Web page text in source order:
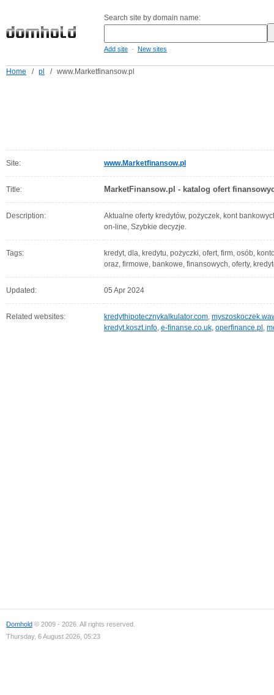
Search site by domain name:
Add site - New sites
Home / pl / www.Marketfinansow.pl
Site: www.Marketfinansow.pl
Title: MarketFinansow.pl - katalog ofert
Description:
Aktualne oferty kredytów, pożyczek, kont
on-line, Szybkie decyzje.
Tags:
kredyt, dla, kredytu, pożyczki, ofert, firm, osób,
oraz, firmowe, bankowe, finansowych, oferty,
Updated: 05 Apr 2024
Related websites: kredythipotecznykalkulator.com,
kredyt.koszt.info, e-finanse.co.uk, operfinance.pl ,
Domhold © 2009 - 2026. All rights reserved.
Thursday, 6 August 2026, 05:23